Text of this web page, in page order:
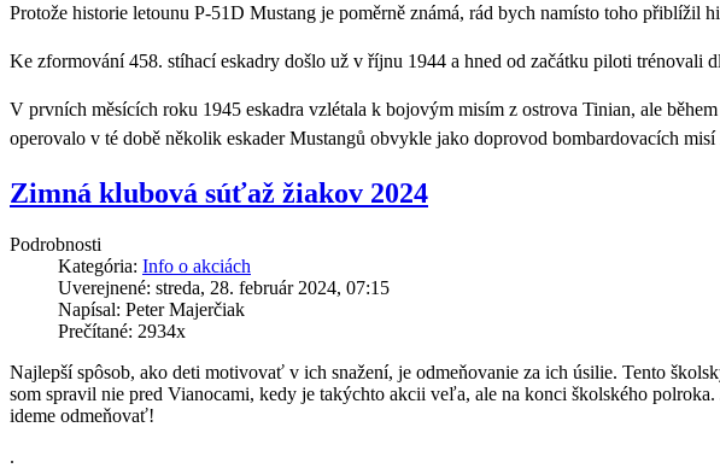
Protože historie letounu P-51D Mustang je poměrně známá, rád bych namísto toho přiblížil
Ke zformování 458. stíhací eskadry došlo už v říjnu 1944 a hned od začátku piloti trénovali
V prvních měsících roku 1945 eskadra vzlétala k bojovým misím z ostrova Tinian, ale
operovalo v té době několik eskader Mustangů obvykle jako doprovod bombardovacích
Zimná klubová súťaž žiakov 2024
Podrobnosti
Kategória: Info o akciách
Uverejnené: streda, 28. február 2024, 07:15
Napísal: Peter Majerčiak
Prečítané: 2934x
Najlepší spôsob, ako deti motivovať v ich snažení, je odmeňovanie za ich úsilie. Tento
som spravil nie pred Vianocami, kedy je takýchto akcii veľa, ale na konci školského
ideme odmeňovať!
.